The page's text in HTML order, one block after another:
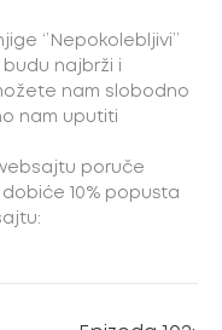
‘’Nepokolebljivi’’
najbrži i
nam slobodno
nam uputiti
poruče
10% popusta